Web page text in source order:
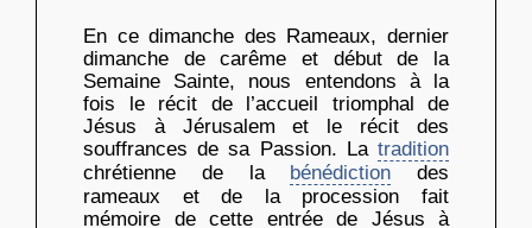
En ce dimanche des Rameaux, dernier
dimanche de carême et début de la
Semaine Sainte, nous entendons à la
fois le récit de l’accueil triomphal de
Jésus à Jérusalem et le récit des
souffrances de sa Passion. La tradition
chrétienne de la bénédiction des
rameaux et de la procession fait
mémoire de cette entrée de Jésus à